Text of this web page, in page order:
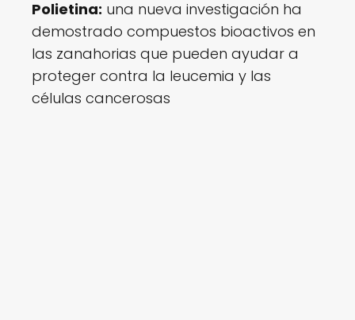
Polietina: una nueva investigación ha
demostrado compuestos bioactivos en
las zanahorias que pueden ayudar a
proteger contra la leucemia y las
células cancerosas